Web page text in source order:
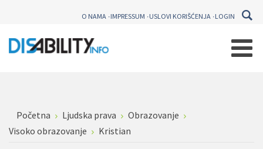
O NAMA IMPRESSUM USLOVI KORIŠĆENJA LOGIN
Početna Ljudska prava
Obrazovanje
Visoko obrazovanje
Kristian